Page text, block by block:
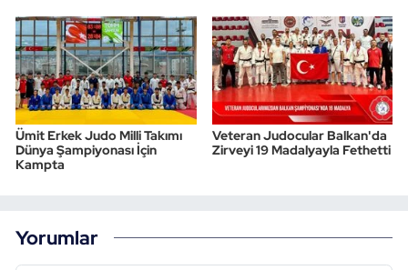
Ümit Erkek Judo Milli Takımı
Dünya Şampiyonası İçin
Kampta
Veteran Judocular Balkan'da
Zirveyi 19 Madalyayla Fethetti
Yorumlar